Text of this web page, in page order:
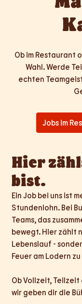
Ob im Restaurant
Wahl. Werde
echten
Jobs im
Hier
bist.
Ein Job bei uns ist
Stundenlohn. Bei
Teams, das
bewegt. Hier zählt
Lebenslauf -
Feuer am Lodern
Ob Vollzeit, Teilzeit
wir geben dir die